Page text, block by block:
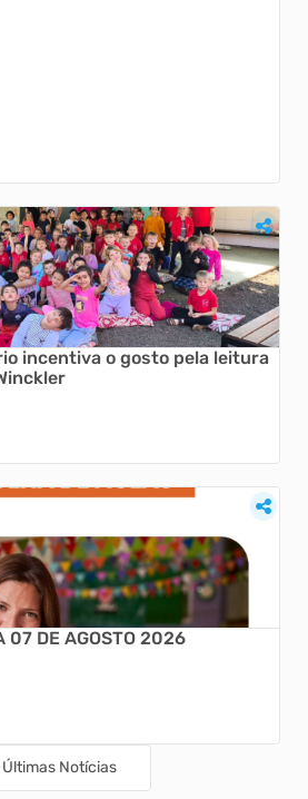
incentiva o gosto pela leitura
07 DE AGOSTO 2026
Últimas Notícias